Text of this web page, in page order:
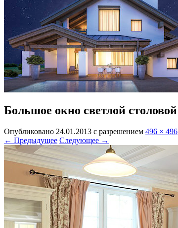
Большое окно светлой столовой
Опубликовано 24.01.2013 с разрешением 496 × 496
← Предыдущее Следующее →